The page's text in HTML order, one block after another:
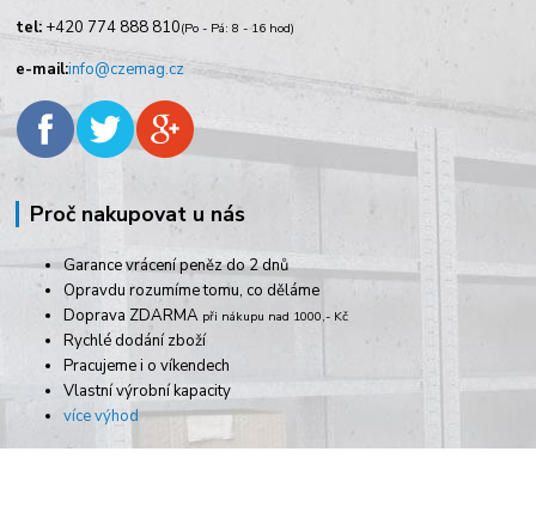
tel: +420 774 888 810(Po - Pá: 8 - 16 hod)
e-mail:info@czemag.cz
Proč nakupovat u nás
Garance vrácení peněz do 2 dnů
Opravdu rozumíme tomu, co děláme
Doprava ZDARMA při nákupu nad 1000,- Kč
Rychlé dodání zboží
Pracujeme i o víkendech
Vlastní výrobní kapacity
více výhod